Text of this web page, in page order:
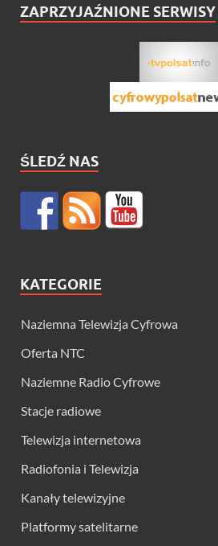
ZAPRZYJAŹNIONE SERWISY
ŚLEDŹ NAS
KATEGORIE
Naziemna Telewizja Cyfrowa
Oferta NTC
Naziemne Radio Cyfrowe
Stacje radiowe
Telewizja internetowa
Radiofonia i Telewizja
Kanały telewizyjne
Platformy satelitarne